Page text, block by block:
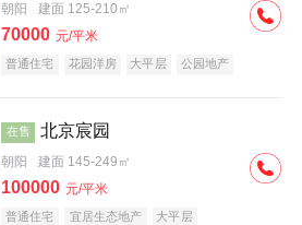
朝阳 建面 125-210㎡
70000 元/平米
普通住宅 花园洋房 大平层
公园地产
在售 北京宸园
朝阳 建面 145-249㎡
100000 元/平米
普通住宅 宜居生态地产 大平层